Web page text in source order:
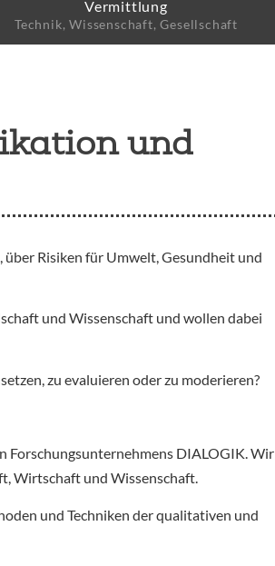
Vermittlung
Technik, Wissenschaft, Gesellschaft
und
Risiken für Umwelt, Gesundheit und
und Wissenschaft und wollen dabei
zu evaluieren oder zu moderieren?
Forschungsunternehmens DIALOGIK. Wir
Wirtschaft und Wissenschaft.
und Techniken der qualitativen und